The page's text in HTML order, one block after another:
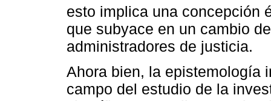
esto implica una concepción
que subyace en un cambio
administradores de justicia.
Ahora bien, la epistemología
campo del estudio de la